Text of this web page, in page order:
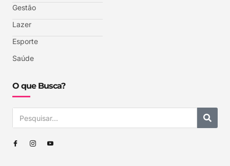
Gestão
Lazer
Esporte
Saúde
O que Busca?